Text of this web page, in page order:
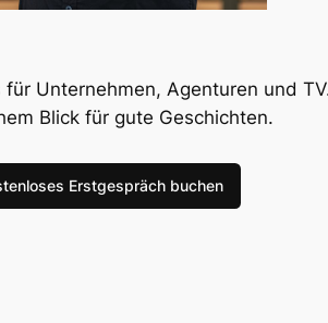
Unternehmen, Agenturen und
Blick für gute Geschichten.
Erstgespräch buchen